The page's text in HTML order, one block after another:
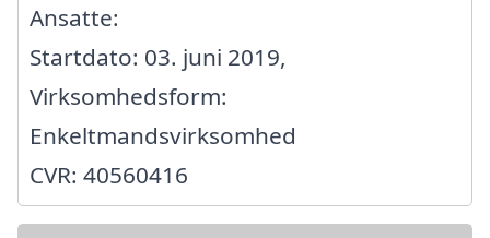
Ansatte:
Startdato: 03. juni 2019,
Virksomhedsform:
Enkeltmandsvirksomhed
CVR: 40560416